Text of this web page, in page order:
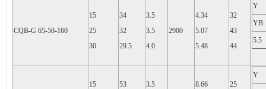
CQB-G 65-50-160
15
25
30
34
32
29.5
3.5
3.5
4.0
2900
4.34
5.07
5.48
32
43
44
Y
YB
5.5
15
53
3.5
8.66
25
Y